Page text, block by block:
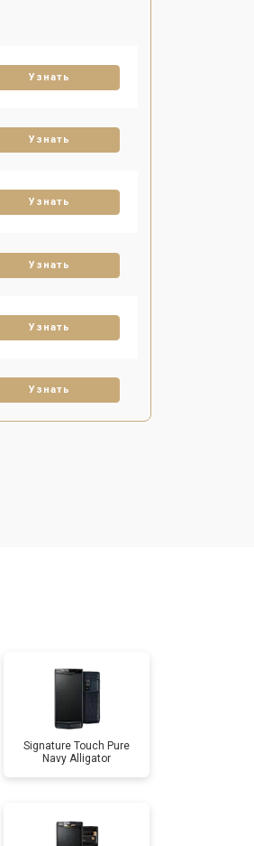
Узнать
Узнать
Узнать
Узнать
Узнать
Узнать
Signature Touch Pure
Navy Alligator